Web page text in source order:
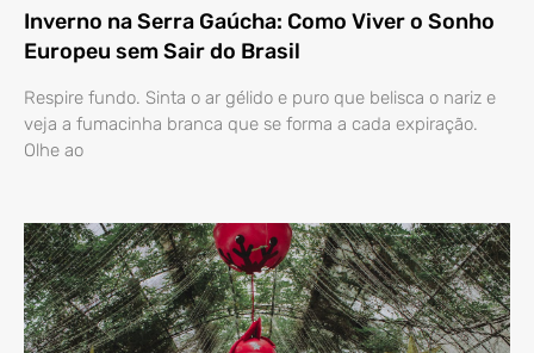
Inverno na Serra Gaúcha: Como Viver o Sonho
Europeu sem Sair do Brasil
Respire fundo. Sinta o ar gélido e puro que belisca o nariz e
veja a fumacinha branca que se forma a cada expiração.
Olhe ao